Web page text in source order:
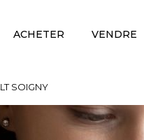
ACHETER VENDRE
Estimer
SOIGNY